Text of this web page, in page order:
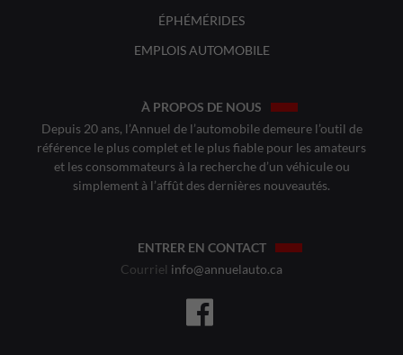
ÉPHÉMÉRIDES
EMPLOIS AUTOMOBILE
À PROPOS DE NOUS
Depuis 20 ans, l’Annuel de l’automobile demeure l’outil de
référence le plus complet et le plus fiable pour les amateurs
et les consommateurs à la recherche d’un véhicule ou
simplement à l’affût des dernières nouveautés.
ENTRER EN CONTACT
Courriel info@annuelauto.ca